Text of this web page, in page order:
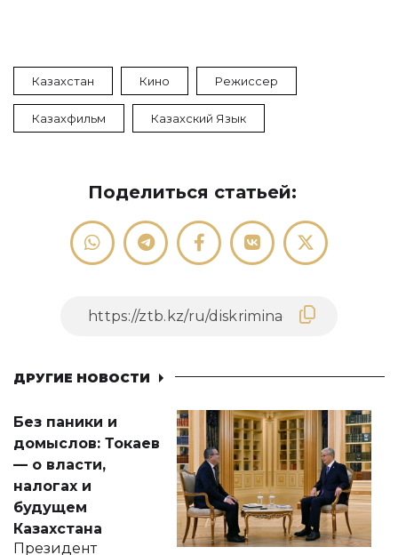
Казахстан Кино Режиссер
Казахфильм Казахский Язык
Поделиться статьей:
ДРУГИЕ НОВОСТИ
Без паники и
домыслов: Токаев
— о власти,
налогах и
будущем
Казахстана
Президент